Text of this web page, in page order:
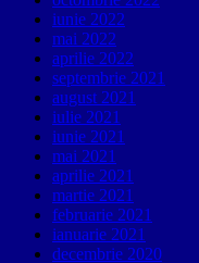
iunie 2022
mai 2022
aprilie 2022
septembrie 2021
august 2021
iulie 2021
iunie 2021
mai 2021
aprilie 2021
martie 2021
februarie 2021
ianuarie 2021
decembrie 2020